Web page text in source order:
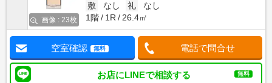
画像 : 23枚
敷
なし 礼
なし
1階
1R 26.4㎡
空室確認 無料 電話で問合せ
お店にLINEで相談する 無料